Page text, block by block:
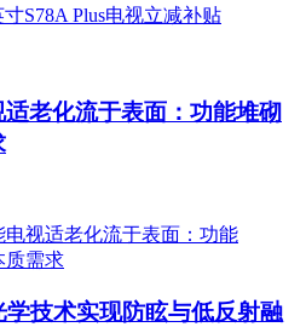
老化流于表面：功能堆砌
技术实现防眩与低反射融